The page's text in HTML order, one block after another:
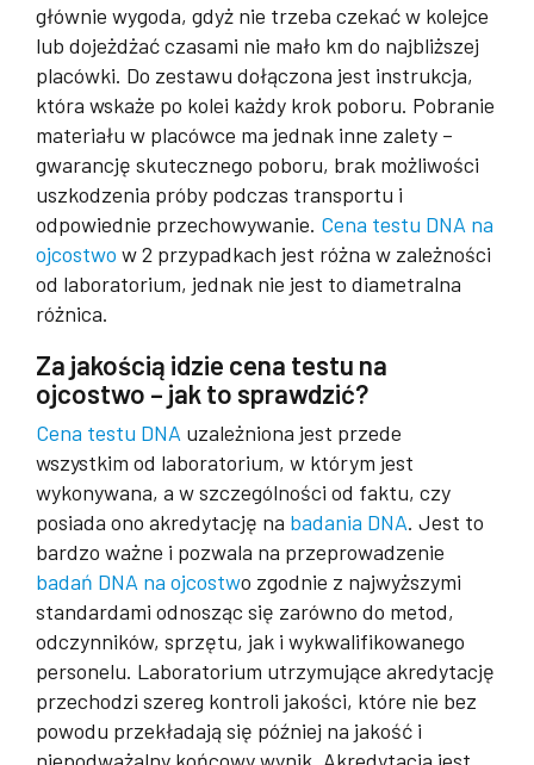
głównie wygoda, gdyż nie trzeba czekać w kolejce
lub dojeżdżać czasami nie mało km do najbliższej
placówki. Do zestawu dołączona jest instrukcja,
która wskaże po kolei każdy krok poboru. Pobranie
materiału w placówce ma jednak inne zalety –
gwarancję skutecznego poboru, brak możliwości
uszkodzenia próby podczas transportu i
odpowiednie przechowywanie. Cena testu DNA na
ojcostwo w 2 przypadkach jest różna w zależności
od laboratorium, jednak nie jest to diametralna
różnica.
Za jakością idzie cena testu na
ojcostwo – jak to sprawdzić?
Cena testu DNA uzależniona jest przede
wszystkim od laboratorium, w którym jest
wykonywana, a w szczególności od faktu, czy
posiada ono akredytację na badania DNA. Jest to
bardzo ważne i pozwala na przeprowadzenie
badań DNA na ojcostwo zgodnie z najwyższymi
standardami odnosząc się zarówno do metod,
odczynników, sprzętu, jak i wykwalifikowanego
personelu. Laboratorium utrzymujące akredytację
przechodzi szereg kontroli jakości, które nie bez
powodu przekładają się później na jakość i